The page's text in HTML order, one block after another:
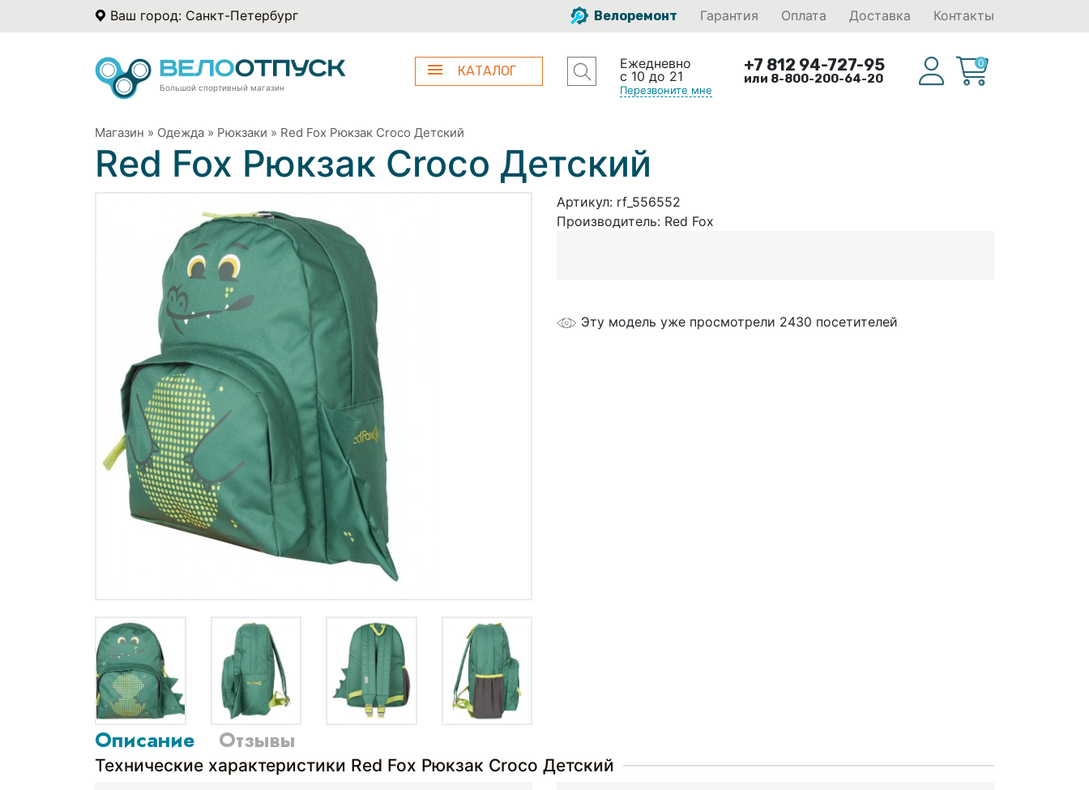
Ваш город: Санкт-Петербург Велоремонт Гарантия Оплата Доставка Контакты
Большой спортивный магазин
КАТАЛОГ
Ежедневно
с 10 до 21
Перезвоните мне
+7 812 94-727-95
или 8-800-200-64-20
0
Магазин » Одежда » Рюкзаки » Red Fox Рюкзак Croco Детский
Red Fox Рюкзак Croco Детский
Артикул: rf_556552
Производитель: Red Fox
Эту модель уже просмотрели 2430 посетителей
Описание Отзывы
Технические характеристики Red Fox Рюкзак Croco Детский